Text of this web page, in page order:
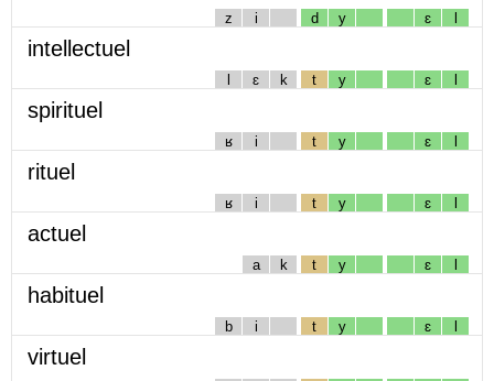
z i d y ɛ l
intellectuel
l ɛ k t y ɛ l
spirituel
ʁ i t y ɛ l
rituel
ʁ i t y ɛ l
actuel
a k t y ɛ l
habituel
b i t y ɛ l
virtuel